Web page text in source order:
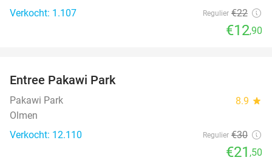
Verkocht: 1.107
Regulier €22
€12,90
Entree Pakawi Park
Pakawi Park 8.9 star
Olmen
Verkocht: 12.110
Regulier €30
€21 ,50